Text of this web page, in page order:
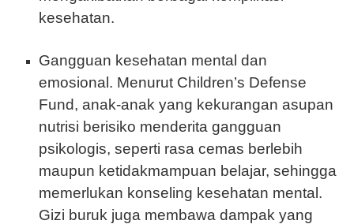
kesehatan.
Gangguan kesehatan mental dan
emosional. Menurut Children’s Defense
Fund, anak-anak yang kekurangan asupan
nutrisi berisiko menderita gangguan
psikologis, seperti rasa cemas berlebih
maupun ketidakmampuan belajar, sehingga
memerlukan konseling kesehatan mental.
Gizi buruk juga membawa dampak yang